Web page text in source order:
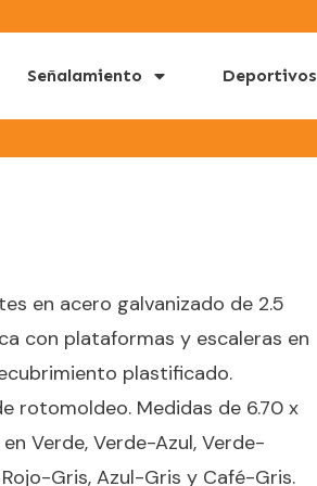
Señalamiento Deportivos
en acero galvanizado de 2.5
con plataformas y escaleras en
plastificado.
rotomoldeo. Medidas de 6.70 x
Verde, Verde-Azul, Verde-
Gris, Azul-Gris y Café-Gris.